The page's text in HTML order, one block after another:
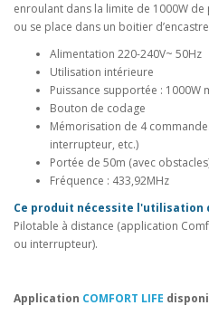
enroulant dans la limite de 1000W
ou se place dans un boitier
Alimentation 220-240V~ 50Hz
Utilisation intérieure
Puissance supportée : 1000W
Bouton de codage
Mémorisation de 4
interrupteur, etc.)
Portée de 50m (avec
Fréquence : 433,92MHz
Ce produit nécessite l'utilisation
Pilotable à distance (application
ou interrupteur).
Application COMFORT LIFE